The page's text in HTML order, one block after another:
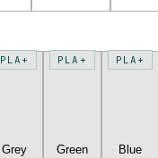
PLA+
Grey
PLA+
Green
PLA+
Blue